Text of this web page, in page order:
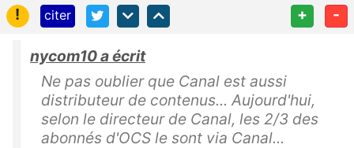
!
citer + -
nycom10 a écrit
Ne pas oublier que Canal est aussi
distributeur de contenus... Aujourd'hui,
selon le directeur de Canal, les 2/3 des
abonnés d'OCS le sont via Canal...